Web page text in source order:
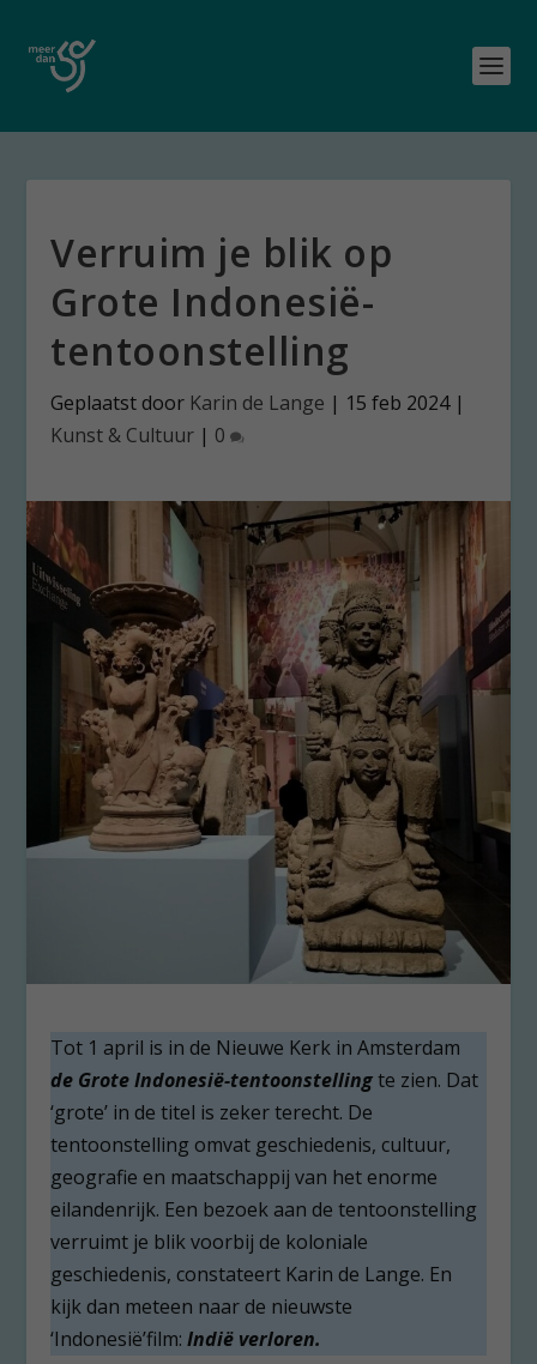
Verruim je blik op
Grote Indonesië-
tentoonstelling
Geplaatst door Karin de Lange | 15 feb 2024|
Kunst & Cultuur | 0
Tot 1 april is in de Nieuwe Kerk in Amsterdam
de Grote Indonesië-tentoonstellingte zien. Dat
‘grote’ in de titel is zeker terecht. De
tentoonstelling omvat geschiedenis, cultuur,
geografie en maatschappij van het enorme
eilandenrijk. Een bezoek aan de tentoonstelling
verruimt je blik voorbij de koloniale
geschiedenis, constateert Karin de Lange. En
kijk dan meteen naar de nieuwste
‘Indonesië’film: Indië verloren.